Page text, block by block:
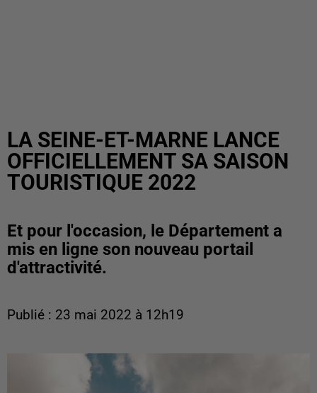
LA SEINE-ET-MARNE LANCE
OFFICIELLEMENT SA SAISON
TOURISTIQUE 2022
Et pour l'occasion, le Département a
mis en ligne son nouveau portail
d'attractivité.
Publié : 23 mai 2022 à 12h19